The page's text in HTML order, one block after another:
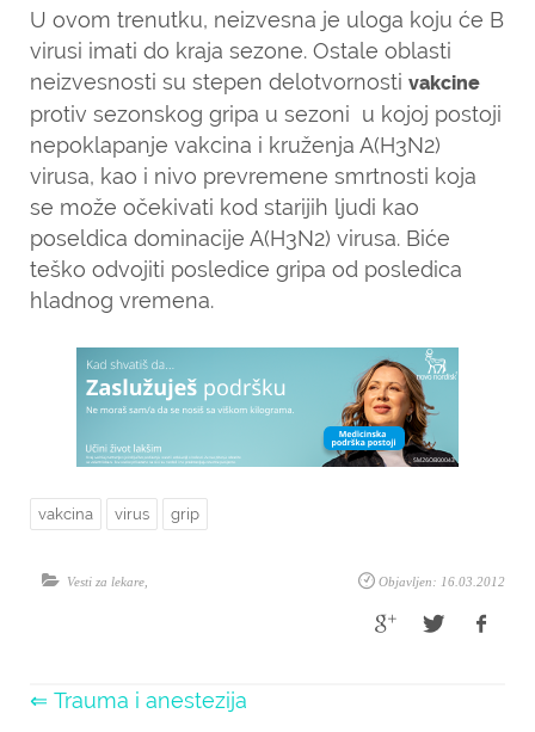
U ovom trenutku, neizvesna je uloga koju će B
virusi imati do kraja sezone. Ostale oblasti
neizvesnosti su stepen delotvornosti vakcine
protiv sezonskog gripa u sezoni u kojoj postoji
nepoklapanje vakcina i kruženja A(H3N2)
virusa, kao i nivo prevremene smrtnosti koja
se može očekivati kod starijih ljudi kao
poseldica dominacije A(H3N2) virusa. Biće
teško odvojiti posledice gripa od posledica
hladnog vremena.
vakcina virus grip
Objavljen: 16.03.2012
Vesti za lekare
⇐ Trauma i anestezija